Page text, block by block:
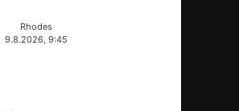
Rhodes
9.8.2026, 9:45